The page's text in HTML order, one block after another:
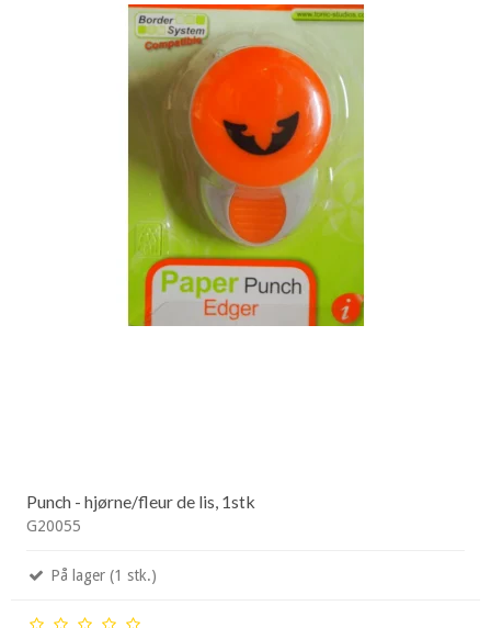
Punch - hjørne/fleur de lis, 1stk
G20055
På lager (1 stk.)